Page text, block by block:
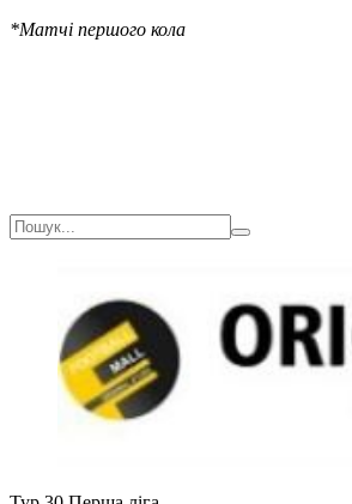
*Матчі першого кола